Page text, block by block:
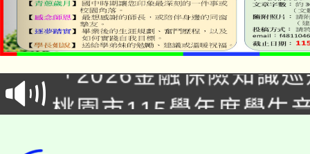
公告本校115學年度第
代理(課)教師甄選結果(
「2026金融保險知識
車」活動
桃園市115學年度學生